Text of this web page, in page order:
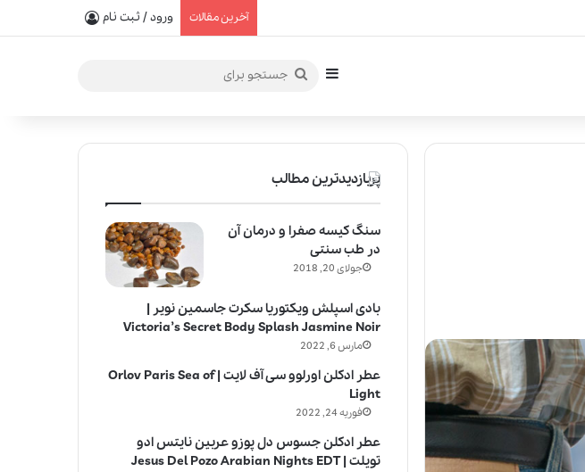
آخرین مقالات ورود / ثبت نام
سایدبارجستجو
پربازدیدترین مطالب
سنگ کیسه صفرا و درمان آن
در طب سنتی
جولای 20, 2018
بادی اسپلش ویکتوریا سکرت جاسمین نویر |
Victoria’s Secret Body Splash Jasmine Noir
مارس 6, 2022
عطر ادکلن اورلوو سی آف لایت | Orlov Paris Sea of
Light
فوریه 24, 2022
عطر ادکلن جسوس دل پوزو عربین نایتس ادو
تویلت | Jesus Del Pozo Arabian Nights EDT